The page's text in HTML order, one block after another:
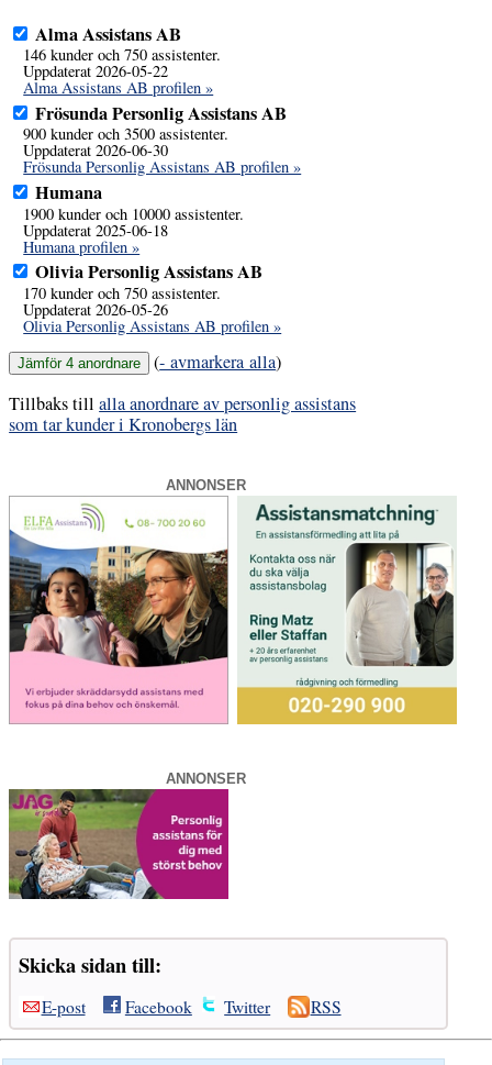
Alma Assistans AB
146 kunder och 750 assistenter.
Uppdaterat 2026-05-22
Alma Assistans AB profilen »
Frösunda Personlig Assistans AB
900 kunder och 3500 assistenter.
Uppdaterat 2026-06-30
Frösunda Personlig Assistans AB profilen »
Humana
1900 kunder och 10000 assistenter.
Uppdaterat 2025-06-18
Humana profilen »
Olivia Personlig Assistans AB
170 kunder och 750 assistenter.
Uppdaterat 2026-05-26
Olivia Personlig Assistans AB profilen »
(- avmarkera alla)
Tillbaks tillalla anordnare av personlig assistans
som tar kunder i Kronobergs län
ANNONSER
ANNONSER
Skicka sidan till:
E-post Facebook Twitter RSS